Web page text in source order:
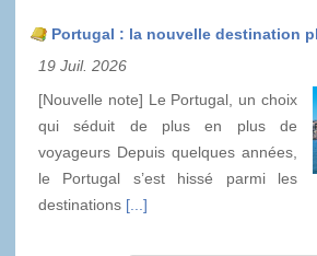
Portugal : la nouvelle destination
19 Juil. 2026
[Nouvelle note] Le Portugal, un choix
qui séduit de plus en plus de
voyageurs Depuis quelques années,
le Portugal s’est hissé parmi les
destinations [...]